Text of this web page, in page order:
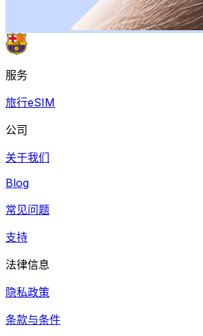
服务
旅行eSIM
公司
关于我们
Blog
常见问题
支持
法律信息
隐私政策
条款与条件